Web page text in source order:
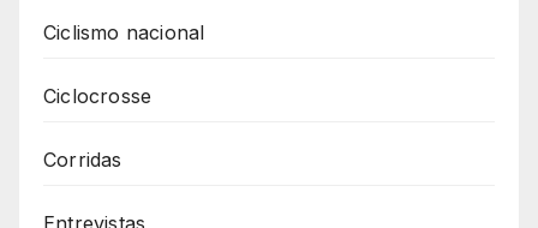
Ciclismo nacional
Ciclocrosse
Corridas
Entrevistas